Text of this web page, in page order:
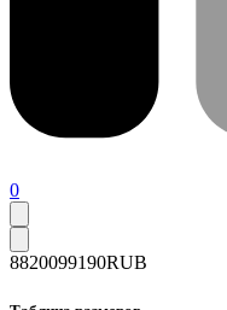
0
8820099190RUB